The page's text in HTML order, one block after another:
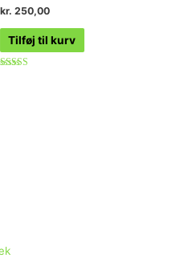
kr. 250,00
Tilføj til kurv